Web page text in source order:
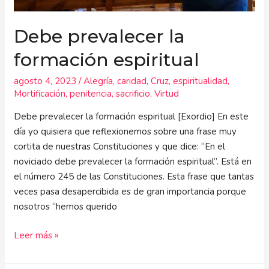
Debe prevalecer la
formación espiritual
agosto 4, 2023/Alegría,caridad,Cruz,espiritualidad,
Mortificación,penitencia,sacrificio,Virtud
Debe prevalecer la formación espiritual [Exordio] En este
día yo quisiera que reflexionemos sobre una frase muy
cortita de nuestras Constituciones y que dice: “En el
noviciado debe prevalecer la formación espiritual”. Está en
el número 245 de las Constituciones. Esta frase que tantas
veces pasa desapercibida es de gran importancia porque
nosotros “hemos querido
Leer más »